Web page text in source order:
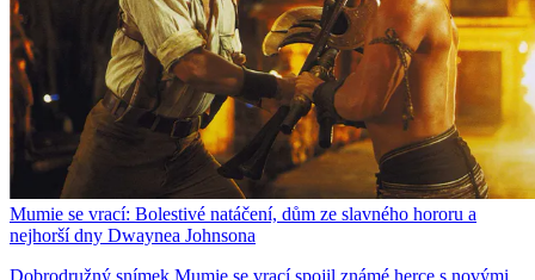
Mumie se vrací: Bolestivé natáčení, dům ze slavného hororu a
nejhorší dny Dwaynea Johnsona
Dobrodružný snímek Mumie se vrací spojil známé herce s novými